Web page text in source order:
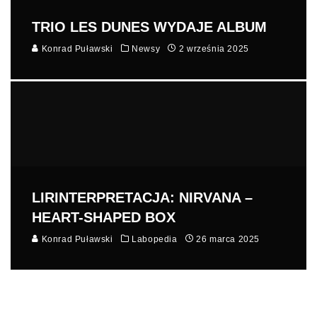
TRIO LES DUNES WYDAJE ALBUM
Konrad Puławski Newsy 2 września 2025
LIRINTERPRETACJA: NIRVANA –
HEART-SHAPED BOX
Konrad Puławski Labopedia 26 marca 2025